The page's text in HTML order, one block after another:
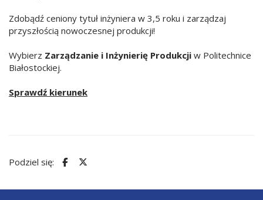
Zdobądź ceniony tytuł inżyniera w 3,5 roku i zarządzaj
przyszłością nowoczesnej produkcji!
Wybierz Zarządzanie i Inżynierię Produkcji w Politechnice
Białostockiej.
Sprawdź kierunek
Podziel się: